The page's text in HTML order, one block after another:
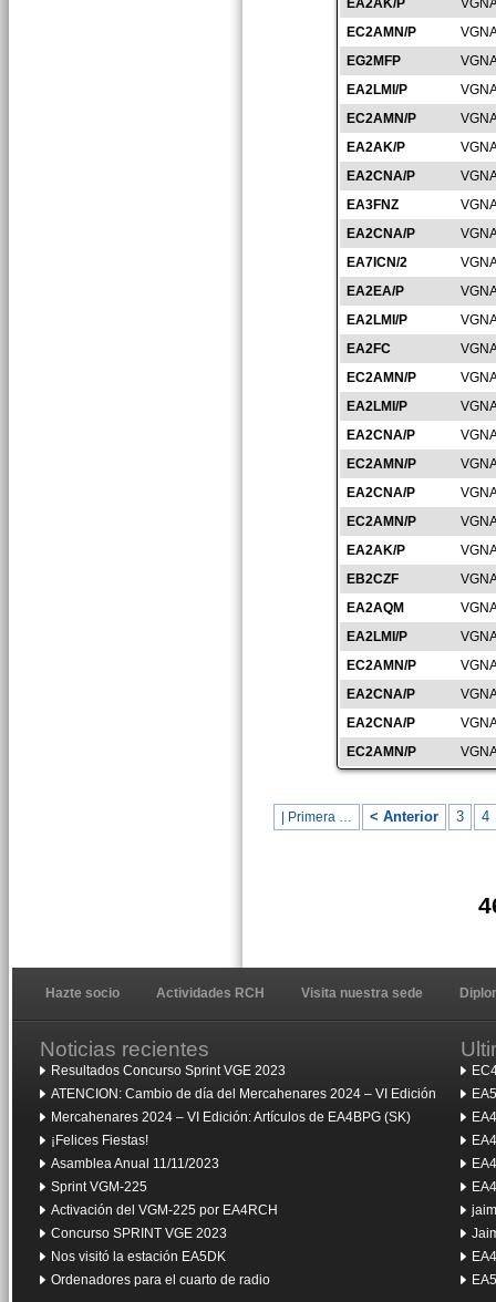
EA2AK/P
EC2AMN/P
EG2MFP
EA2LMI/P
EC2AMN/P
EA2AK/P
EA2CNA/P
EA3FNZ
EA2CNA/P
EA7ICN/2
EA2EA/P
EA2LMI/P
EA2FC
EC2AMN/P
EA2LMI/P
EA2CNA/P
EC2AMN/P
EA2CNA/P
EC2AMN/P
EA2AK/P
EB2CZF
EA2AQM
EA2LMI/P
EC2AMN/P
EA2CNA/P
EA2CNA/P
EC2AMN/P
| Primera … < Anterior 3 4
Hazte socio Actividades RCH Visita nuestra sede
Noticias recientes
Resultados Concurso Sprint VGE 2023
ATENCION: Cambio de día del Mercahenares 2024 – VI Edición
Mercahenares 2024 – VI Edición: Artículos de EA4BPG (SK)
¡Felices Fiestas!
Asamblea Anual 11/11/2023
Sprint VGM-225
Activación del VGM-225 por EA4RCH
Concurso SPRINT VGE 2023
Nos visitó la estación EA5DK
Ordenadores para el cuarto de radio